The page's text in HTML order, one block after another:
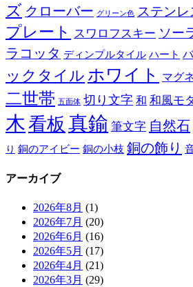
ズ クローバー グリーン色 ステンレ
プレート スワロフスキー ソー
ラコッタ ディンプルタイル ハート
ックタイル ホワイト マグ
二世帯 五面体 切り文字 和 和風モ
木看板 真鍮 筆文字 自然石
り 銅のアイビー 銅の小枝 銅の飾り
アーカイブ
2026年8月 (1)
2026年7月 (20)
2026年6月 (16)
2026年5月 (17)
2026年4月 (21)
2026年3月 (29)